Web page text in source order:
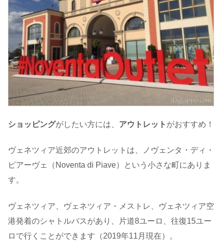
ショッピングがしたい方には、 アウトレット がおすすめ！
ヴェネツィア近郊のアウトレットは、ノヴェンタ・ディ・
ピアーヴェ（Noventa di Piave）という小さな町にありま
す。
ヴェネツィア、ヴェネツィア・メストレ、ヴェネツィア空
港発着のシャトルバスがあり、片道8ユーロ、往復15ユー
ロで行くことができます（2019年11月現在）。